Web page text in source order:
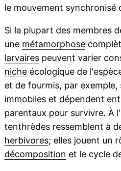
le mouvement synchronisé
Si la plupart des membres
une métamorphose
larvairespeuvent varier
nicheécologique de
et de fourmis, par
immobiles et dépendent
parentaux pour survivre. À
tenthrèdes ressemblent à
herbivores; elles jouent un
décomposition et le cycle